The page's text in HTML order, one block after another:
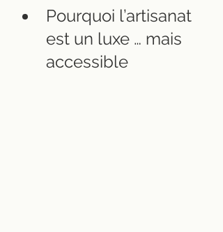
Pourquoi l’artisanat
est un luxe … mais
accessible